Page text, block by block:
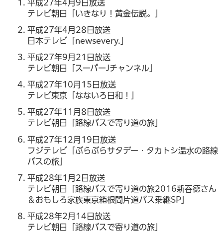
平成27年4月9日放送
テレビ朝日「いきなり！黄金伝説。」
平成27年4月28日放送
日本テレビ「newsevery.」
平成27年9月21日放送
テレビ朝日「スーパーJチャンネル」
平成27年10月15日放送
テレビ東京「なないろ日和！」
平成27年11月8日放送
テレビ朝日「路線バスで寄り道の旅」
平成27年12月19日放送
フジテレビ「ぶらぶらサタデー・タカトシ温水の路線
バスの旅」
平成28年1月2日放送
テレビ朝日「路線バスで寄り道の旅2016新春徳さん
＆おもしろ家族東京箱根間片道バス乗継SP」
平成28年2月14日放送
テレビ朝日「路線バスで寄り道の旅」